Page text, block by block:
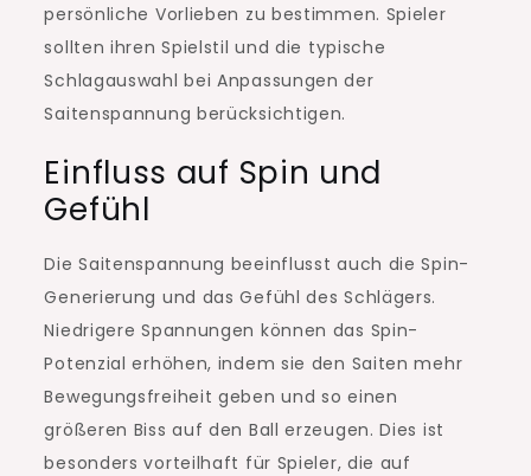
persönliche Vorlieben zu bestimmen. Spieler
sollten ihren Spielstil und die typische
Schlagauswahl bei Anpassungen der
Saitenspannung berücksichtigen.
Einfluss auf Spin und
Gefühl
Die Saitenspannung beeinflusst auch die Spin-
Generierung und das Gefühl des Schlägers.
Niedrigere Spannungen können das Spin-
Potenzial erhöhen, indem sie den Saiten mehr
Bewegungsfreiheit geben und so einen
größeren Biss auf den Ball erzeugen. Dies ist
besonders vorteilhaft für Spieler, die auf